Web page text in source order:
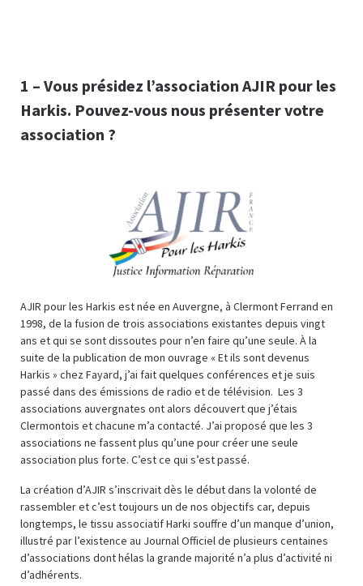
1 – Vous présidez l’association AJIR pour les
Harkis. Pouvez-vous nous présenter votre
association ?
AJIR pour les Harkis est née en Auvergne, à Clermont Ferrand en
1998, de la fusion de trois associations existantes depuis vingt
ans et qui se sont dissoutes pour n’en faire qu’une seule. À la
suite de la publication de mon ouvrage « Et ils sont devenus
Harkis » chez Fayard, j’ai fait quelques conférences et je suis
passé dans des émissions de radio et de télévision. Les 3
associations auvergnates ont alors découvert que j’étais
Clermontois et chacune m’a contacté. J’ai proposé que les 3
associations ne fassent plus qu’une pour créer une seule
association plus forte. C’est ce qui s’est passé.
La création d’AJIR s’inscrivait dès le début dans la volonté de
rassembler et c’est toujours un de nos objectifs car, depuis
longtemps, le tissu associatif Harki souffre d’un manque d’union,
illustré par l’existence au Journal Officiel de plusieurs centaines
d’associations dont hélas la grande majorité n’a plus d’activité ni
d’adhérents.